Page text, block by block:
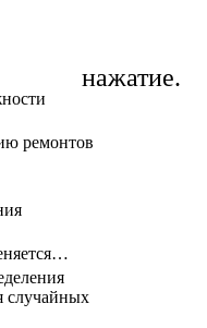
нажатие.
ремонтов
случайных